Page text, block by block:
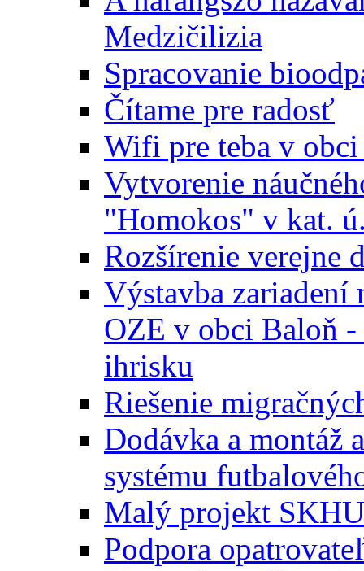
Medzičilizia
Spracovanie
Čítame pre radosť
Wifi pre teba v
Vytvorenie
"Homokos" v kat.
Rozšírenie verejne
Výstavba
OZE v obci Baloň
ihrisku
Riešenie
Dodávka a montáž
systému
Malý projekt
Podpora